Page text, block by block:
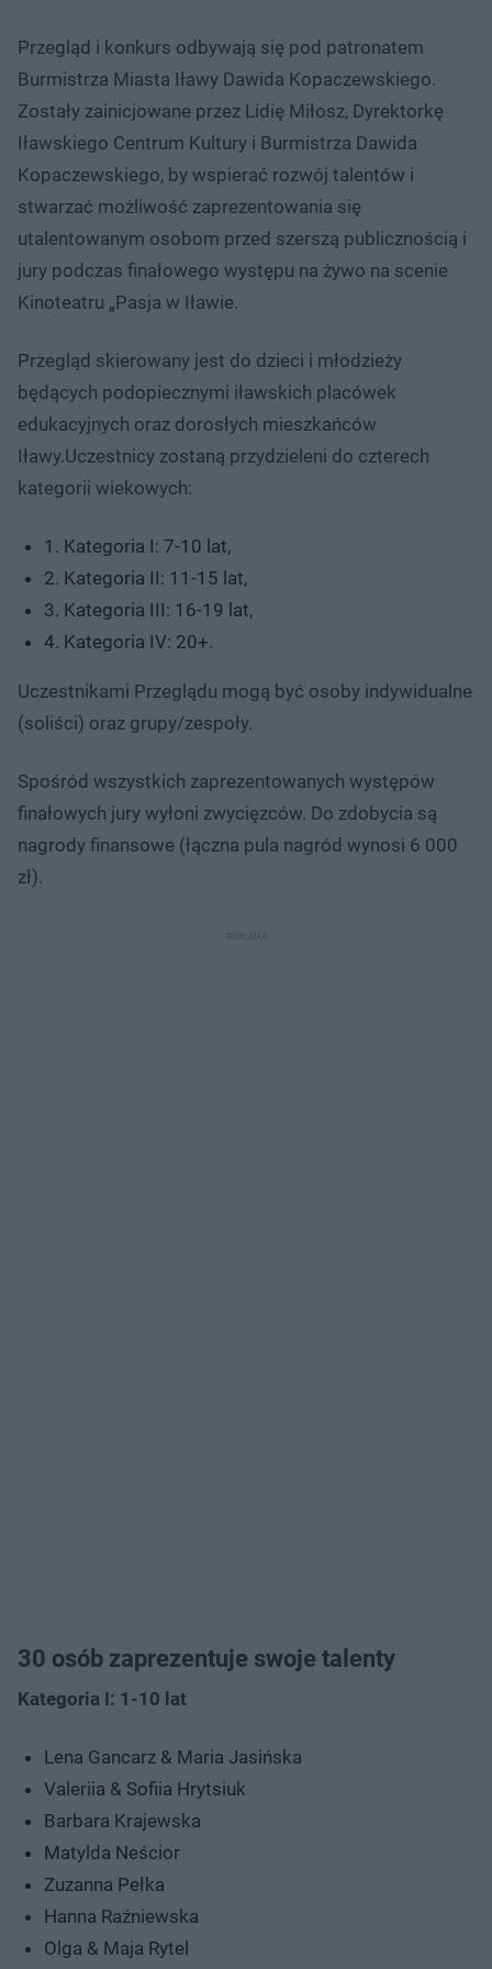
Przegląd i konkurs odbywają się pod patronatem
Burmistrza Miasta Iławy Dawida Kopaczewskiego.
Zostały zainicjowane przez Lidię Miłosz, Dyrektorkę
Iławskiego Centrum Kultury i Burmistrza Dawida
Kopaczewskiego, by wspierać rozwój talentów i
stwarzać możliwość zaprezentowania się
utalentowanym osobom przed szerszą publicznością i
jury podczas finałowego występu na żywo na scenie
Kinoteatru „Pasja w Iławie.
Przegląd skierowany jest do dzieci i młodzieży
będących podopiecznymi iławskich placówek
edukacyjnych oraz dorosłych mieszkańców
Iławy.Uczestnicy zostaną przydzieleni do czterech
kategorii wiekowych:
1. Kategoria I: 7-10 lat,
2. Kategoria II: 11-15 lat,
3. Kategoria III: 16-19 lat,
4. Kategoria IV: 20+.
Uczestnikami Przeglądu mogą być osoby indywidualne
(soliści) oraz grupy/zespoły.
Spośród wszystkich zaprezentowanych występów
finałowych jury wyłoni zwycięzców. Do zdobycia są
nagrody finansowe (łączna pula nagród wynosi 6 000
zł).
30 osób zaprezentuje swoje talenty
Kategoria I: 1-10 lat
Lena Gancarz & Maria Jasińska
Valeriia & Sofiia Hrytsiuk
Barbara Krajewska
Matylda Neścior
Zuzanna Pełka
Hanna Raźniewska
Olga & Maja Rytel